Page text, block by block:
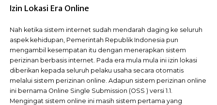
Izin Lokasi Era Online
Nah ketika sistem internet sudah mendarah daging ke seluruh
aspek kehidupan, Pemerintah Republik Indonesia pun
mengambil kesempatan itu dengan menerapkan sistem
perizinan berbasis internet. Pada era mula mula ini izin lokasi
diberikan kepada seluruh pelaku usaha secara otomatis
melalui sistem perizinan online. Adapun sistem perizinan online
ini bernama Online Single Submission (OSS ) versi 1.1.
Mengingat sistem online ini masih sistem pertama yang